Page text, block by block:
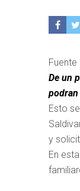
Fuente
De un
Esto
y
En